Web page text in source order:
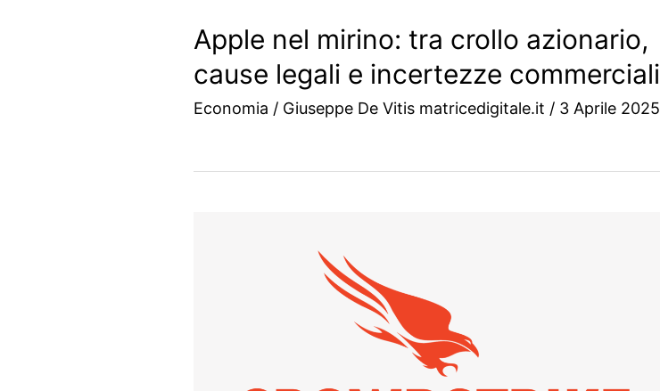
Apple nel mirino: tra crollo azionario,
cause legali e incertezze commerciali
Economia / Giuseppe De Vitis matricedigitale.it / 3 Aprile 2025